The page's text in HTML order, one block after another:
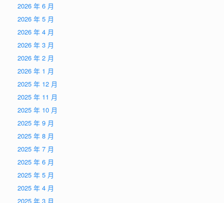
2026 年 6 月
2026 年 5 月
2026 年 4 月
2026 年 3 月
2026 年 2 月
2026 年 1 月
2025 年 12 月
2025 年 11 月
2025 年 10 月
2025 年 9 月
2025 年 8 月
2025 年 7 月
2025 年 6 月
2025 年 5 月
2025 年 4 月
2025 年 3 月